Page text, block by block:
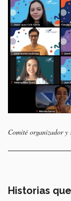
Comité organizador y
Historias